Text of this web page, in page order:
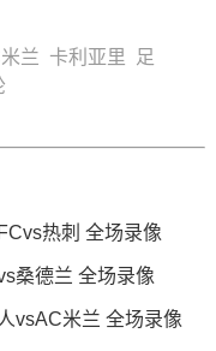
兰 卡利亚里 足
热刺 全场录像
桑德兰 全场录像
vsAC米兰 全场录像